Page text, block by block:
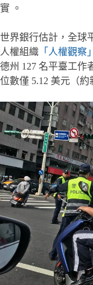
實 。
世界銀行估計，全球
人權組織 「人權觀察」
德州 127 名平臺工作
位數僅 5.12 美元（約